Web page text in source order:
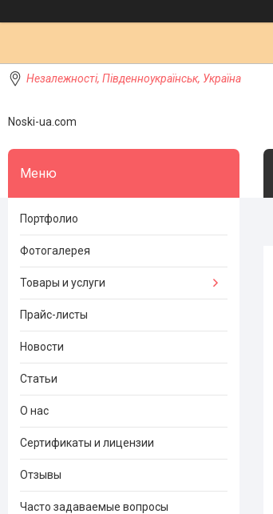
Незалежності, Південноукраїнськ, Україна
Noski-ua.com
Портфолио
Фотогалерея
Товары и услуги
Прайс-листы
Новости
Статьи
О нас
Сертификаты и лицензии
Отзывы
Часто задаваемые вопросы